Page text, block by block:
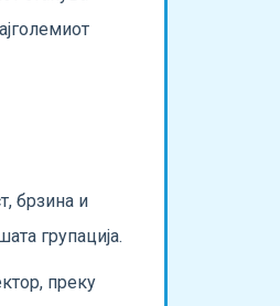
брзина и
групација.
преку